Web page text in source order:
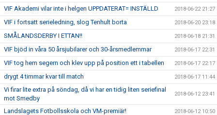
VIF Akademi vilar inte i helgen UPPDATERAT= INSTÄLLD 2018-06-22 21:27
VIF i fortsatt serieledning, slog Tenhult borta 2018-06-20 23:18
SMÅLANDSDERBY I ETTAN!! 2018-06-18 21:31
VIF bjöd in våra 50 årsjubilarer och 30-årsmedlemmar 2018-06-17 22:31
VIF tog hem segern och klev upp på position ett i tabellen 2018-06-17 22:17
drygt 4 timmar kvar till match 2018-06-17 11:44
Vi firar lite extra på söndag, då vi har en tidig liten seriefinal
mot Smedby
2018-06-12 23:41
Landslagets Fotbollsskola och VM-premiär! 2018-06-12 10:50